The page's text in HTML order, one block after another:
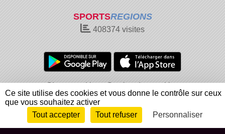
SPORTSREGIONS
408374 visites
Charte cookies
Gestion des cookies
Informations légales
Signaler un contenu inapproprié
Envie de participer ? Connexion
Ce site utilise des cookies et vous donne le contrôle sur ceux
que vous souhaitez activer
Tout accepter
Tout refuser Personnaliser